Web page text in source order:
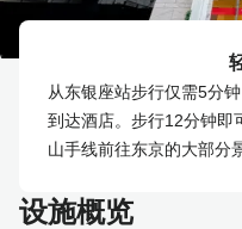
从东银座站步行仅需5分
到达酒店。步行12分钟即
山手线前往东京的大部分
设施概览